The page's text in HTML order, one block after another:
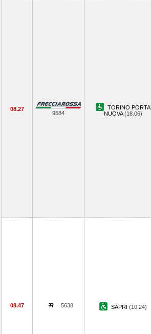
08.27
9584
TORINO PORTA
NUOVA(18.06)
08.47 5638 SAPRI (10.24)